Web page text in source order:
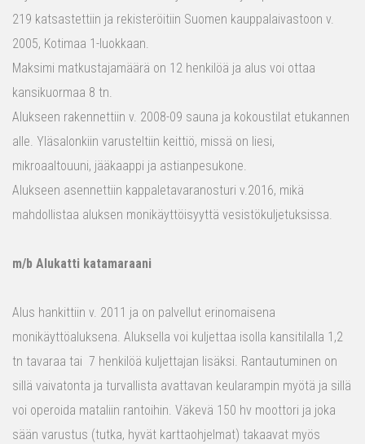
219 katsastettiin ja rekisteröitiin Suomen kauppalaivastoon v.
2005, Kotimaa 1-luokkaan.
Maksimi matkustajamäärä on 12 henkilöä ja alus voi ottaa
kansikuormaa 8 tn.
Alukseen rakennettiin v. 2008-09 sauna ja kokoustilat etukannen
alle. Yläsalonkiin varusteltiin keittiö, missä on liesi,
mikroaaltouuni, jääkaappi ja astianpesukone.
Alukseen asennettiin kappaletavaranosturi v.2016, mikä
mahdollistaa aluksen monikäyttöisyyttä vesistökuljetuksissa.
m/b Alukatti katamaraani
Alus hankittiin v. 2011 ja on palvellut erinomaisena
monikäyttöaluksena. Aluksella voi kuljettaa isolla kansitilalla 1,2
tn tavaraa tai 7 henkilöä kuljettajan lisäksi. Rantautuminen on
sillä vaivatonta ja turvallista avattavan keularampin myötä ja sillä
voi operoida mataliin rantoihin. Väkevä 150 hv moottori ja joka
sään varustus (tutka, hyvät karttaohjelmat) takaavat myös